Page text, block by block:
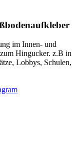
im Innen- und
Hingucker. z.B in
Lobbys, Schulen,